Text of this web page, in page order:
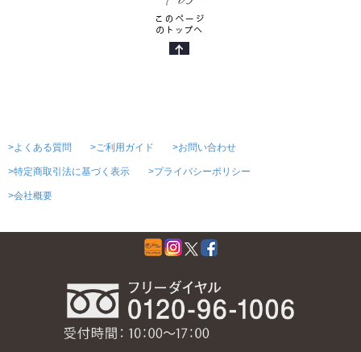
>よくある質問 >ご利用ガイド >お問い合わせ
>特定商取引法に基づく表示 >プライバシーポリシー
>会社概要